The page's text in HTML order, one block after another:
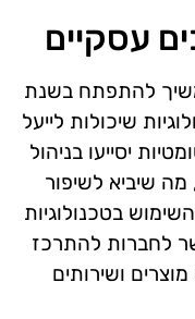
עסקיים
להתפתח בשנת
שיכולות לייעל
יסייעו בניהול
שיביא לשיפור
בטכנולוגיות
לחברות להתרכז
ושירותים